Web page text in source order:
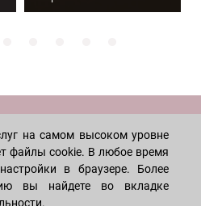
на самом высоком уровне
файлы cookie. В любое время
в браузере. Более
вы найдете во вкладке
.